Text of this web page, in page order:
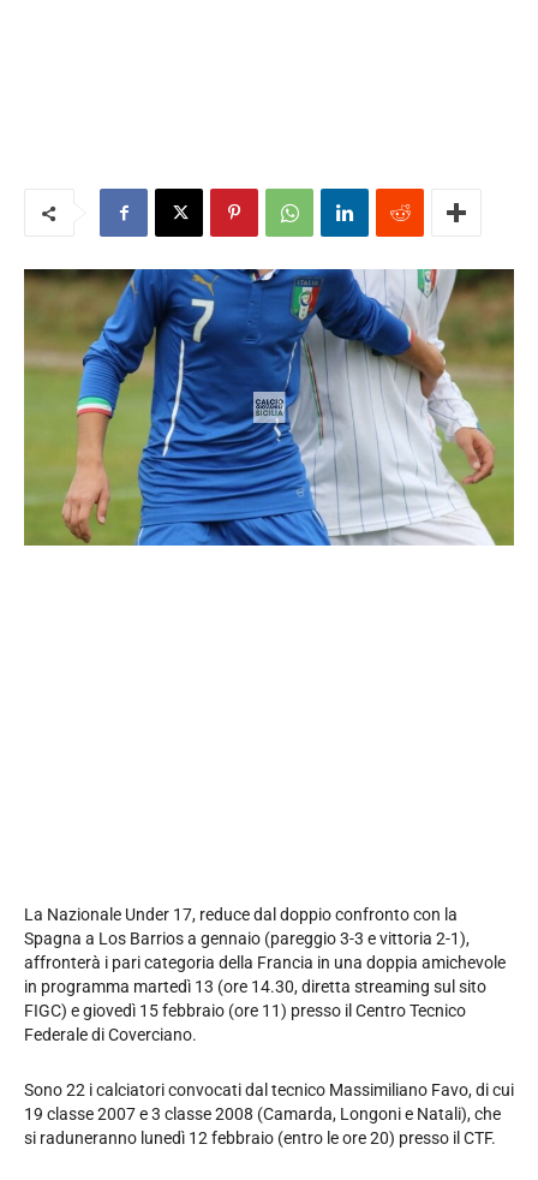
La Nazionale Under 17, reduce dal doppio confronto con la
Spagna a Los Barrios a gennaio (pareggio 3-3 e vittoria 2-1),
affronterà i pari categoria della Francia in una doppia amichevole
in programma martedì 13 (ore 14.30, diretta streaming sul sito
FIGC) e giovedì 15 febbraio (ore 11) presso il Centro Tecnico
Federale di Coverciano.
Sono 22 i calciatori convocati dal tecnico Massimiliano Favo, di cui
19 classe 2007 e 3 classe 2008 (Camarda, Longoni e Natali), che
si raduneranno lunedì 12 febbraio (entro le ore 20) presso il CTF.